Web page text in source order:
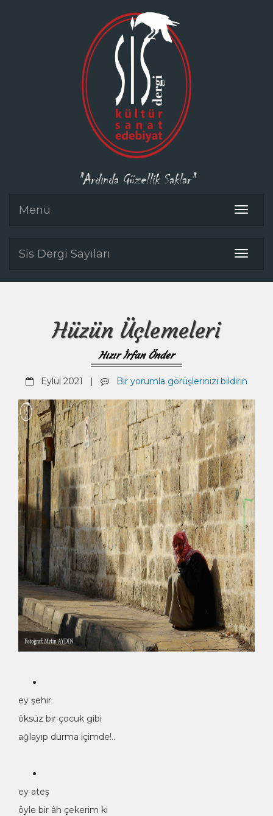
"Ardında Güzellik Saklar"
Toggle
Menü
Toggle
Sis Dergi Sayıları
Hüzün Üçlemeleri
Hızır İrfan Önder
Eylül 2021 | Bir yorumla görüşlerinizi bildirin
ey şehir
öksüz bir çocuk gibi
ağlayıp durma içimde!..
ey ateş
öyle bir âh çekerim ki